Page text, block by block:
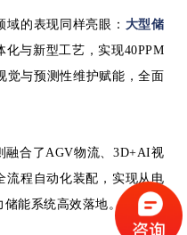
的表现同样亮眼： 大型储
化与新型工艺，实现40PPM
觉与预测性维护赋能，全面
融合了AGV物流、3D+AI视
流程自动化装配，实现从电
能系统高效落地。